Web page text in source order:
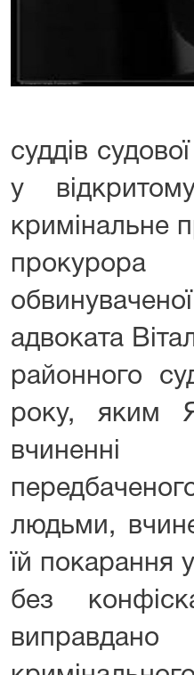
суддів
у
кримінальне
прокурора
адвоката
районного
року, яким
вчиненні
людьми,
їй покарання
без